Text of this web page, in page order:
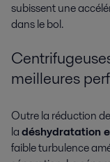
subissent une
dans le bol.
meilleures
Outre la réduction
ladéshydratation
faible turbulence